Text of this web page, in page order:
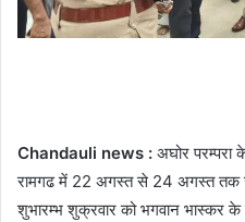
Chandauli news : अघोर परम्परा
रामगढ में 22 अगस्त से 24 अगस्त तक
शुभारम्भ शुक्रवार को भगवान भास्कर